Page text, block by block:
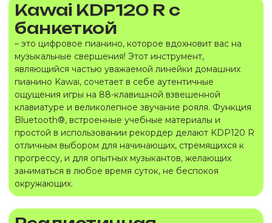
Kawai KDP120 R с
банкеткой
– это цифровое пианино, которое вдохновит вас на
музыкальные свершения! Этот инструмент,
являющийся частью уважаемой линейки домашних
пианино Kawai, сочетает в себе аутентичные
ощущения игры на 88-клавишной взвешенной
клавиатуре и великолепное звучание рояля. Функция
Bluetooth®, встроенные учебные материалы и
простой в использовании рекордер делают KDP120 R
отличным выбором для начинающих, стремящихся к
прогрессу, и для опытных музыкантов, желающих
заниматься в любое время суток, не беспокоя
окружающих.